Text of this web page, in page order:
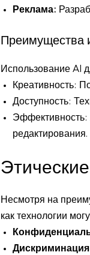
Реклама:
Преимущества
Использование AI
Креативность:
Доступность:
Эффективность:
редактирования.
Несмотря на
как технологии